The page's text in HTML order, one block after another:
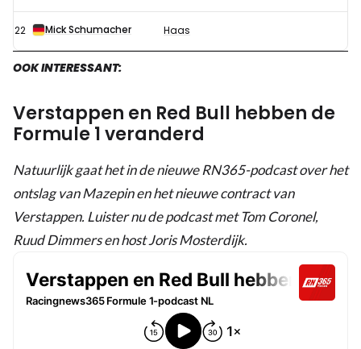
22 Mick Schumacher Haas
OOK INTERESSANT:
Verstappen en Red Bull hebben de
Formule 1 veranderd
Natuurlijk gaat het in de nieuwe RN365-podcast over het
ontslag van Mazepin en het nieuwe contract van
Verstappen. Luister nu de podcast met Tom Coronel,
Ruud Dimmers en host Joris Mosterdijk.